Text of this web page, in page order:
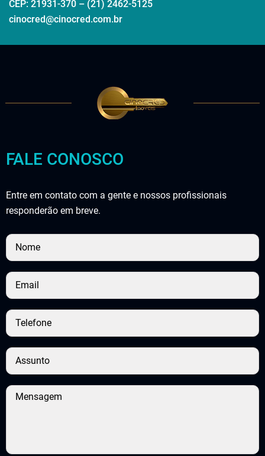
CEP: 21931-370 – (21) 2462-5125
cinocred@cinocred.com.br
FALE CONOSCO
Entre em contato com a gente e nossos profissionais
responderão em breve.